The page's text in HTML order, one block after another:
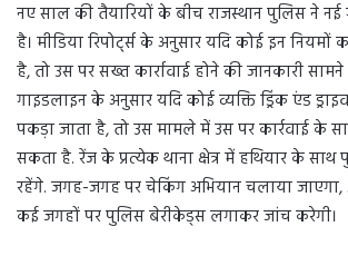
नए साल की तैयारियों के बीच राजस्थान पुलिस ने नई
है। मीडिया रिपोर्ट्स के अनुसार यदि कोई इन नियमों
है, तो उस पर सख्त कार्रावाई होने की जानकारी
गाइडलाइन के अनुसार यदि कोई व्यक्ति ड्रिंक एंड
पकड़ा जाता है, तो उस मामले में उस पर कार्रवाई के
सकता है. रेंज के प्रत्येक थाना क्षेत्र में हथियार के
रहेंगे. जगह-जगह पर चेकिंग अभियान चलाया जाएगा,
कई जगहों पर पुलिस बेरीकेड्स लगाकर जांच करेगी।